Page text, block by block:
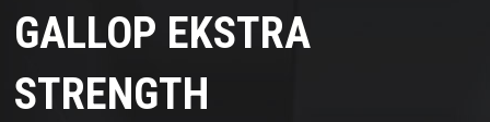
OUTLET
FORSIDE
GALLOP EKSTRA
STRENGTH